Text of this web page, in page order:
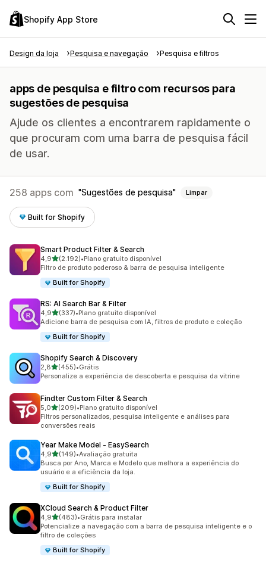
Shopify App Store
Design da loja Pesquisa e navegação Pesquisa e filtros
apps de pesquisa e filtro com recursos para
sugestões de pesquisa
Ajude os clientes a encontrarem rapidamente o
que procuram com uma barra de pesquisa fácil
de usar.
258 apps com Sugestões de pesquisa Limpar
Built for Shopify
Smart Product Filter & Search
4,9de 5 estrelas
(2.192)
2192 avaliações ao todo
•Plano gratuito disponível
Filtro de produto poderoso & barra de pesquisa inteligente
Built for Shopify
RS: AI Search Bar & Filter
4,9de 5 estrelas
(337)
337 avaliações ao todo
•Plano gratuito disponível
Adicione barra de pesquisa com IA, filtros de produto e coleção
Built for Shopify
Shopify Search & Discovery
2,8de 5 estrelas
(455)
455 avaliações ao todo
•Grátis
Personalize a experiência de descoberta e pesquisa da vitrine
Findter Custom Filter & Search
5,0de 5 estrelas
(209)
209 avaliações ao todo
•Plano gratuito disponível
Filtros personalizados, pesquisa inteligente e análises para
conversões reais
Year Make Model ‑ EasySearch
4,9de 5 estrelas
(149)
149 avaliações ao todo
•Avaliação gratuita
Busca por Ano, Marca e Modelo que melhora a experiência do
usuário e a eficiência da loja.
Built for Shopify
XCloud Search & Product Filter
4,9de 5 estrelas
(483)
483 avaliações ao todo
•Grátis para instalar
Potencialize a navegação com a barra de pesquisa inteligente e o
filtro de coleções
Built for Shopify